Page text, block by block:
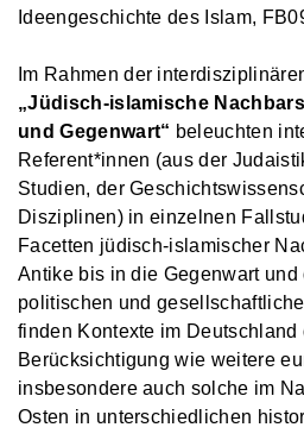
Ideengeschichte des Islam,
Im Rahmen der
„Jüdisch-islamische
und Gegenwart“ beleuchten
Referent*innen (aus der
Studien, der
Disziplinen) in einzelnen
Facetten jüdisch-islamischer
Antike bis in die Gegenwart
politischen und
finden Kontexte im
Berücksichtigung wie weitere
insbesondere auch solche im
Osten in unterschiedlichen